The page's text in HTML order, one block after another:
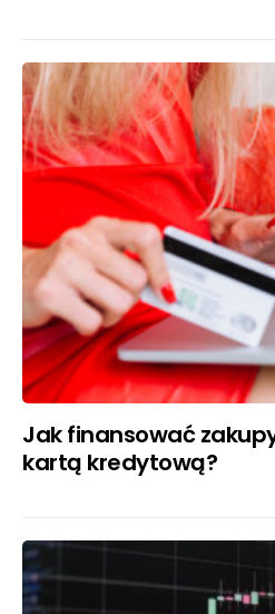
Jak finansować
kartą kredytową?